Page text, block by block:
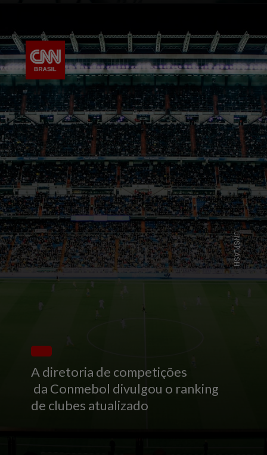
A diretoria de competições
da Conmebol divulgou o ranking
de clubes atualizado
UNSPLASH